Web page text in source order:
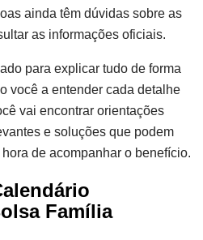
ainda têm dúvidas sobre as
as informações oficiais.
para explicar tudo de forma
você a entender cada detalhe
vai encontrar orientações
e soluções que podem
de acompanhar o benefício.
Família